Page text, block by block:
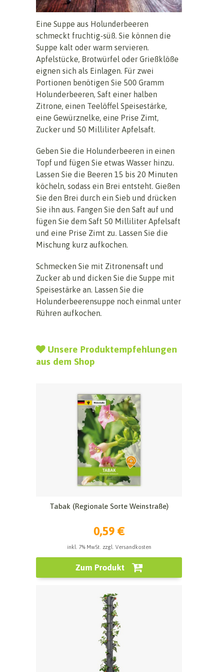
Eine Suppe aus Holunderbeeren
schmeckt fruchtig-süß. Sie können die
Suppe kalt oder warm servieren.
Apfelstücke, Brotwürfel oder Grießklöße
eignen sich als Einlagen. Für zwei
Portionen benötigen Sie 500 Gramm
Holunderbeeren, Saft einer halben
Zitrone, einen Teelöffel Speisestärke,
eine Gewürznelke, eine Prise Zimt,
Zucker und 50 Milliliter Apfelsaft.
Geben Sie die Holunderbeeren in einen
Topf und fügen Sie etwas Wasser hinzu.
Lassen Sie die Beeren 15 bis 20 Minuten
köcheln, sodass ein Brei entsteht. Gießen
Sie den Brei durch ein Sieb und drücken
Sie ihn aus. Fangen Sie den Saft auf und
fügen Sie dem Saft 50 Milliliter Apfelsaft
und eine Prise Zimt zu. Lassen Sie die
Mischung kurz aufkochen.
Schmecken Sie mit Zitronensaft und
Zucker ab und dicken Sie die Suppe mit
Speisestärke an. Lassen Sie die
Holunderbeerensuppe noch einmal unter
Rühren aufkochen.
Unsere Produktempfehlungen
aus dem Shop
Tabak (Regionale Sorte Weinstraße)
0,59 €
inkl. 7% MwSt. zzgl. Versandkosten
Zum Produkt